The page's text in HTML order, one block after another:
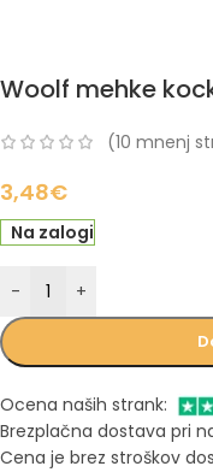
Woolf mehke
(10 mnenj
3,48€
Na zalogi
- +
Ocena naših strank:
Brezplačna dostava pri
Cena je brez stroškov